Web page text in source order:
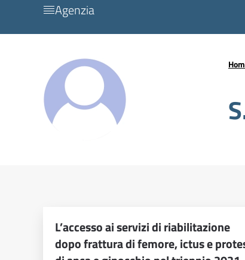
Agenzia
L’accesso ai servizi di riabilitazione
dopo frattura di femore, ictus e